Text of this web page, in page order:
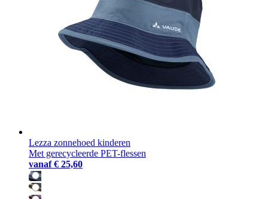
Lezza zonnehoed kinderen
Met gerecycleerde PET-flessen
vanaf € 25,60